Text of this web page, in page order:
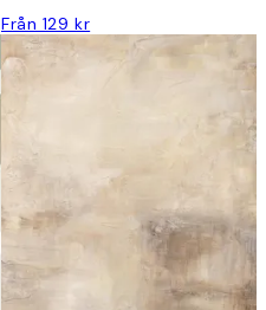
Från 129 kr